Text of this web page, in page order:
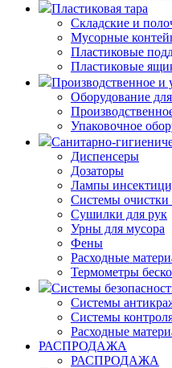
Пластиковая тара
Складские и
Мусорные
Пластиковые
Пластиковые
Производственное и
Оборудование
Упаковочное
Санитарно-
Диспенсеры
Дозаторы
Лампы
Системы очистки
Сушилки для рук
Урны для мусора
Фены
Расходные
Термометры
Системы
Системы
Системы
Расходные
РАСПРОДАЖА
РАСПРОДАЖА